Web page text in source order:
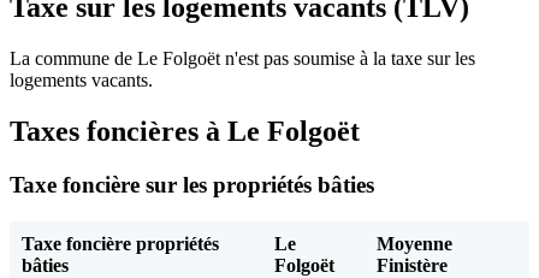
Taxe sur les logements vacants (TLV)
La commune de Le Folgoët n'est pas soumise à la taxe sur les
logements vacants.
Taxes foncières à Le Folgoët
Taxe foncière sur les propriétés bâties
Taxe foncière propriétés
bâties
Le
Folgoët
Moyenne
Finistère